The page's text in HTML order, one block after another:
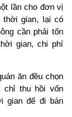
lần cho đơn vị
thời gian, lại có
cần phải tốn
gian, chi phí
ăn đều chọn
chỉ thu hồi vốn
gian để đi bán